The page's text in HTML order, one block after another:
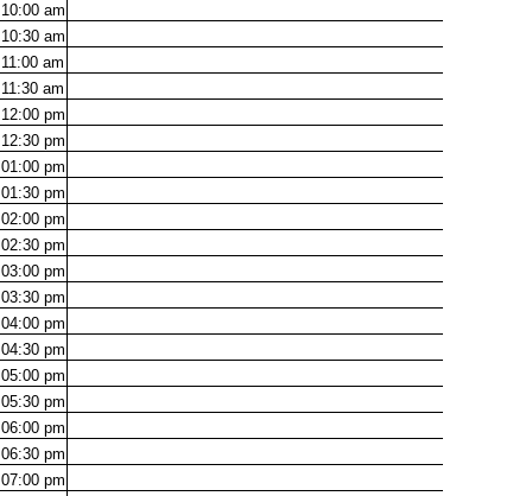
10:00 am
10:30 am
11:00 am
11:30 am
12:00 pm
12:30 pm
01:00 pm
01:30 pm
02:00 pm
02:30 pm
03:00 pm
03:30 pm
04:00 pm
04:30 pm
05:00 pm
05:30 pm
06:00 pm
06:30 pm
07:00 pm